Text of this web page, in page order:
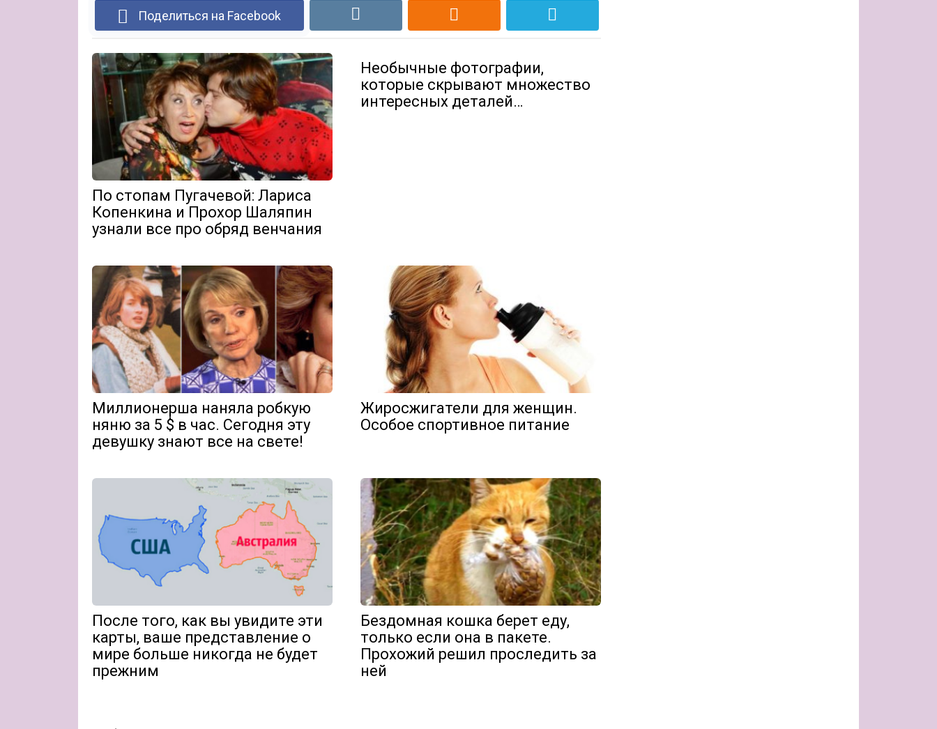
Поделиться на Facebook
По стопам Пугачевой: Лариса
Копенкина и Прохор Шаляпин
узнали все про обряд венчания
Необычные фотографии,
которые скрывают множество
интересных деталей…
Миллионерша наняла робкую
няню за 5 $ в час. Сегодня эту
девушку знают все на свете!
Жиросжигатели для женщин.
Особое спортивное питание
После того, как вы увидите эти
карты, ваше представление о
мире больше никогда не будет
прежним
Бездомная кошка берет еду,
только если она в пакете.
Прохожий решил проследить за
ней